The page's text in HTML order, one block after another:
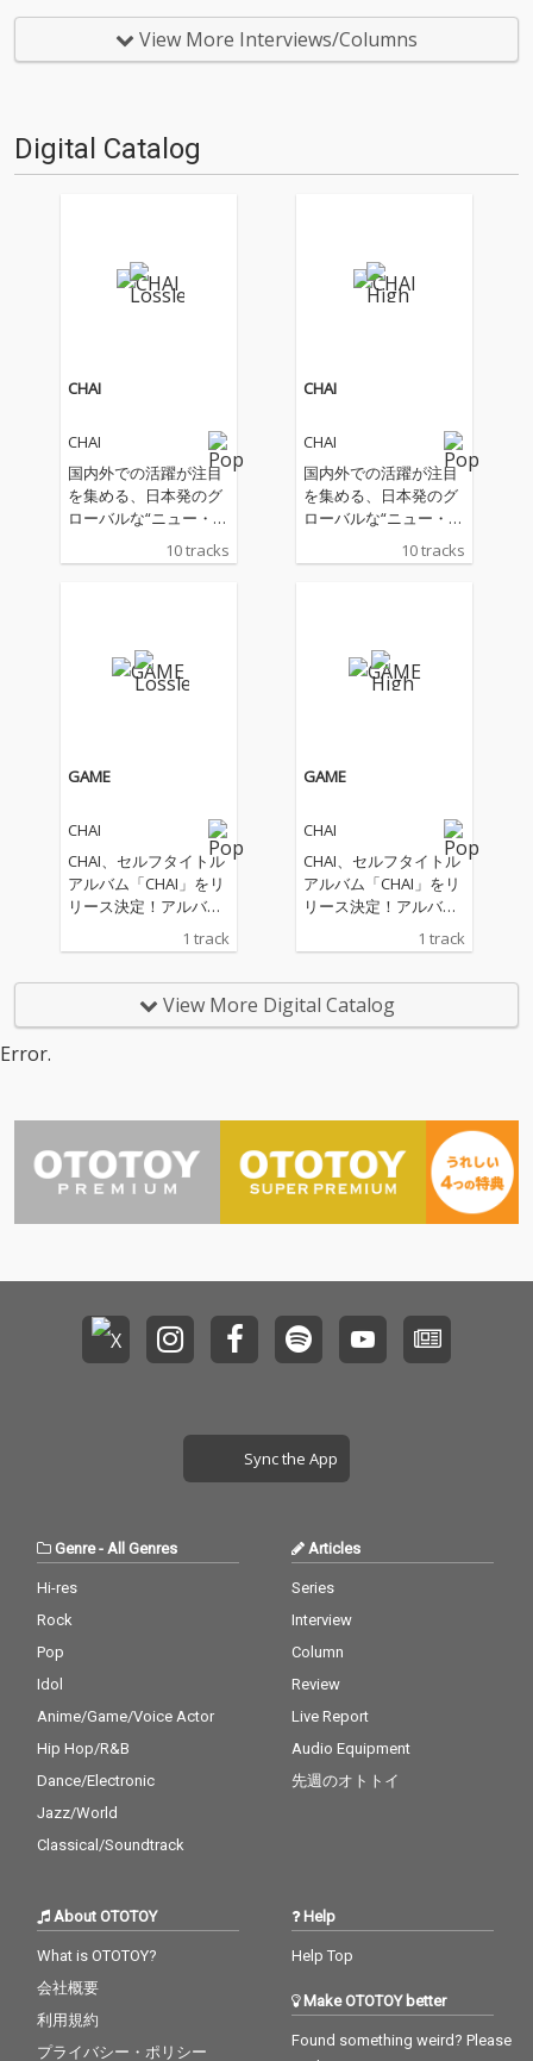
月ぐらいあのターム）を中心に
9枚（＋α）の作品を厳選し、紹
介するコーナーです（ときに旧
たのか？ 今年は新人、梶野に加
えてインターン、そしてコント
リビューター枠としていろいろ
View More Interviews/Columns
Digital Catalog
CHAI
CHAI
国内外での活躍が注目
を集める、日本発のグ
ローバルな“ニュー・エ
キサイト・オンナバン
ド”CHAIが、約2年振り
持してリリースされる
セルフタイトルアルバ
ンセプチュアルな作
品。2022年秋、キャリ
ー中に、ロサンゼル
ス、ニューヨーク、メ
キシコ・シティなどで
制作・レコーディング
メリカR&Bサウンドと8
などの要素をトラック
ティをCHAI流に表現し
た、全10曲を収録。 歌
詞の面では、”抹
し、CHAIらしいウィッ
曲をよりオリジナリテ
ィ溢れる世界観に演
なセルフエンパワーメ
10 tracks
CHAI
CHAI
国内外での活躍が注目
を集める、日本発のグ
ローバルな“ニュー・エ
キサイト・オンナバン
ド”CHAIが、約2年振り
持してリリースされる
セルフタイトルアルバ
ンセプチュアルな作
品。2022年秋、キャリ
ー中に、ロサンゼル
ス、ニューヨーク、メ
キシコ・シティなどで
制作・レコーディング
メリカR&Bサウンドと8
などの要素をトラック
としてのアイデンティ
ティをCHAI流に表現し
た、全10曲を収録。 歌
詞の面では、”抹
し、CHAIらしいウィッ
曲をよりオリジナリテ
ィ溢れる世界観に演
なセルフエンパワーメ
ントが感じられる。
10 tracks
GAME
CHAI
CHAI、セルフタイトル
アルバム「CHAI」をリ
リース決定！アルバム
1 track
GAME
CHAI
CHAI、セルフタイトル
アルバム「CHAI」をリ
リース決定！アルバム
1 track
View More Digital Catalog
Error.
Sync the App
Genre- All Genres
Hi-res
Rock
Pop
Idol
Anime/Game/Voice Actor
Hip Hop/R&B
Dance/Electronic
Jazz/World
Classical/Soundtrack
Articles
Series
Interview
Column
Review
Live Report
Audio Equipment
先週のオトトイ
About OTOTOY
What is OTOTOY?
会社概要
利用規約
プライバシー・ポリシー
Help
Help Top
Make OTOTOY better
Found something weird? Please